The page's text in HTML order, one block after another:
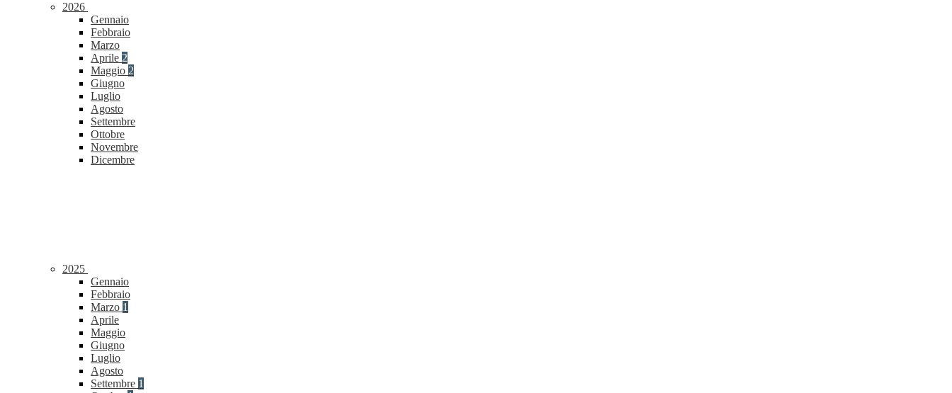
2026
Gennaio
Febbraio
Marzo
Aprile 2
Maggio 2
Giugno
Luglio
Agosto
Settembre
Ottobre
Novembre
Dicembre
2025
Gennaio
Febbraio
Marzo 1
Aprile
Maggio
Giugno
Luglio
Agosto
Settembre 1